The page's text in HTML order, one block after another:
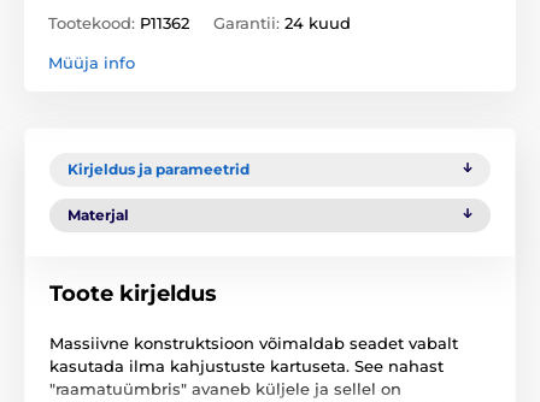
Tootekood: P11362 Garantii: 24 kuud
Müüja info
Kirjeldus ja parameetrid
Materjal
Toote kirjeldus
Massiivne konstruktsioon võimaldab seadet vabalt
kasutada ilma kahjustuste kartuseta. See nahast
"raamatuümbris" avaneb küljele ja sellel on